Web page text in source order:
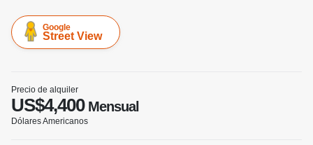
Google
Street View
Precio de alquiler
US$4,400Mensual
Dólares Americanos